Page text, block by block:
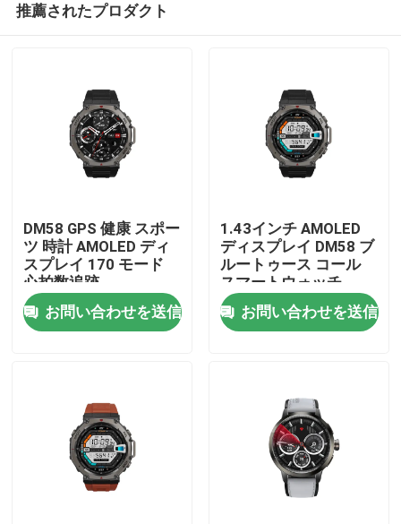
家
私達について
推薦されたプロダクト
DM58 GPS 健康 スポー
ツ 時計 AMOLED ディ
スプレイ 170 モード
心拍数追跡
お問い合わせを送信
1.43インチ AMOLED
ディスプレイ DM58 ブ
ルートゥース コール
スマートウォッチ
5ATM 防水
お問い合わせを送信